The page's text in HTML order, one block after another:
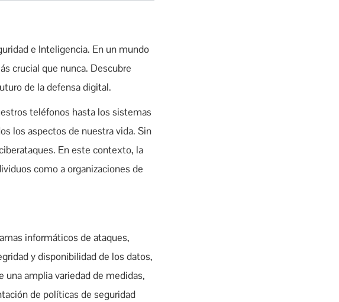
e Inteligencia. En un mundo
crucial que nunca. Descubre
de la defensa digital.
teléfonos hasta los sistemas
los aspectos de nuestra vida. Sin
En este contexto, la
como a organizaciones de
informáticos de ataques,
y disponibilidad de los datos,
amplia variedad de medidas,
de políticas de seguridad